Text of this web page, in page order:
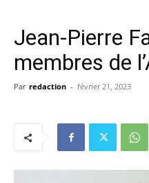
Jean-Pierre
membres de
Par redaction - février 21, 2023